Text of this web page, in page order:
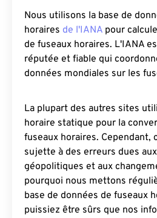
Nous utilisons la base de
horaires de l'IANA pour
de fuseaux horaires. L'IANA
réputée et fiable qui
données mondiales sur les
La plupart des autres sites
horaire statique pour la
fuseaux horaires.
sujette à des erreurs dues
géopolitiques et aux
pourquoi nous mettons
base de données de fuseaux
puissiez être sûrs que nos